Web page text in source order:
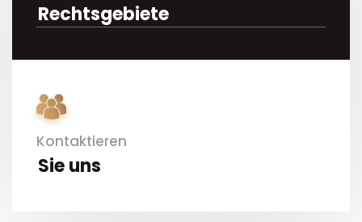
Rechtsgebiete
Kontaktieren
Sie uns